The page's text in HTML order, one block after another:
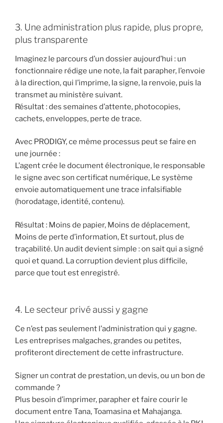
3. Une administration plus rapide, plus propre,
plus transparente
Imaginez le parcours d’un dossier aujourd’hui : un
fonctionnaire rédige une note, la fait parapher, l’envoie
à la direction, qui l’imprime, la signe, la renvoie, puis la
transmet au ministère suivant.
Résultat : des semaines d’attente, photocopies,
cachets, enveloppes, perte de trace.
Avec PRODIGY, ce même processus peut se faire en
une journée :
L’agent crée le document électronique, le responsable
le signe avec son certificat numérique, Le système
envoie automatiquement une trace infalsifiable
(horodatage, identité, contenu).
Résultat : Moins de papier, Moins de déplacement,
Moins de perte d’information, Et surtout, plus de
traçabilité. Un audit devient simple : on sait qui a signé
quoi et quand. La corruption devient plus difficile,
parce que tout est enregistré.
4. Le secteur privé aussi y gagne
Ce n’est pas seulement l’administration qui y gagne.
Les entreprises malgaches, grandes ou petites,
profiteront directement de cette infrastructure.
Signer un contrat de prestation, un devis, ou un bon de
commande ?
Plus besoin d’imprimer, parapher et faire courir le
document entre Tana, Toamasina et Mahajanga.